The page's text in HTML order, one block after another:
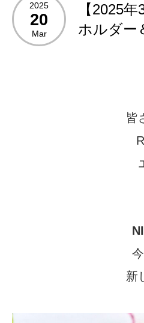
2025
20
Mar
【2025
ホルダー
皆
新